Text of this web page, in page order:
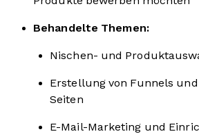
Behandelte Themen:
Nischen- und
Erstellung von Funnels
Seiten
E-Mail-Marketing und